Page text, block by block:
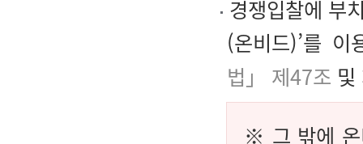
경쟁입찰에 부
(온비드)’를 이
법」 제47조 및
※ 그 밖에 온